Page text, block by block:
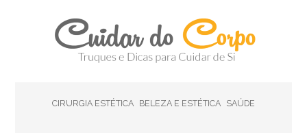
CIRURGIA ESTÉTICA BELEZA E ESTÉTICA SAÚDE